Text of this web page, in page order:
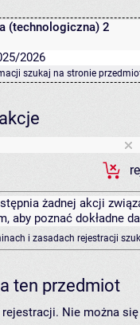
(technologiczna) 2
2026
szukaj na stronie
żadnej akcji
aby poznać dokładne
i zasadach rejestracji
ten przedmiot
Nie można